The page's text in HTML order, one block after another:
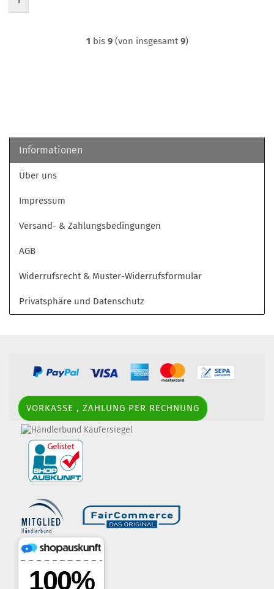
1 bis 9(von insgesamt9)
Informationen
Über uns
Impressum
Versand- & Zahlungsbedingungen
AGB
Widerrufsrecht & Muster-Widerrufsformular
Privatsphäre und Datenschutz
VORKASSE , ZAHLUNG PER RECHNUNG